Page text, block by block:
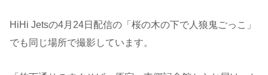
HiHi Jetsの4月24日配信の「桜の木の下で人狼鬼ごっこ」
でも同じ場所で撮影しています。